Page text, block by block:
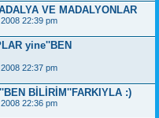
VE MADALYONLAR
22:39 pm
yine''BEN
22:37 pm
BİLİRİM''FARKIYLA :)
22:36 pm